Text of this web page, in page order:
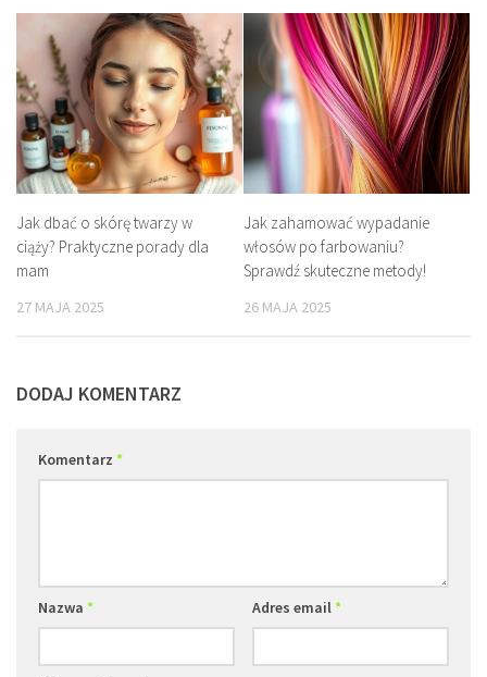
Jak dbać o skórę twarzy w
ciąży? Praktyczne porady dla
mam
27 MAJA 2025
Jak zahamować wypadanie
włosów po farbowaniu?
Sprawdź skuteczne metody!
26 MAJA 2025
DODAJ KOMENTARZ
Komentarz *
Nazwa * Adres email*